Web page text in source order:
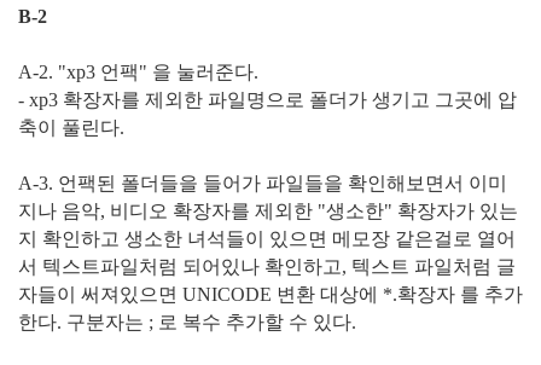
B-2
A-2. "xp3 언팩" 을 눌러준다.
- xp3 확장자를 제외한 파일명으로 폴더가 생기고 그곳에 압
축이 풀린다.
A-3. 언팩된 폴더들을 들어가 파일들을 확인해보면서 이미
지나 음악, 비디오 확장자를 제외한 "생소한" 확장자가 있는
지 확인하고 생소한 녀석들이 있으면 메모장 같은걸로 열어
서 텍스트파일처럼 되어있나 확인하고, 텍스트 파일처럼 글
자들이 써져있으면 UNICODE 변환 대상에 *.확장자 를 추가
한다. 구분자는 ; 로 복수 추가할 수 있다.